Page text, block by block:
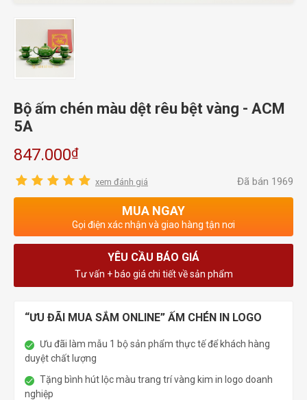
Bộ ấm chén màu dệt rêu bệt vàng - ACM
5A
847.000₫
xem đánh giá Đã bán 1969
MUA NGAY
Gọi điện xác nhận và giao hàng tận nơi
YÊU CẦU BÁO GIÁ
Tư vấn + báo giá chi tiết về sản phẩm
“ƯU ĐÃI MUA SẮM ONLINE” ẤM CHÉN IN LOGO
Ưu đãi làm mẫu 1 bộ sản phẩm thực tế để khách hàng
duyệt chất lượng
Tặng bình hút lộc màu trang trí vàng kim in logo doanh
nghiệp